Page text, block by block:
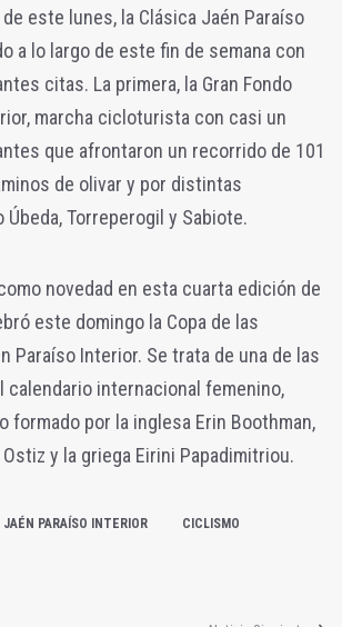
este lunes, la Clásica Jaén Paraíso
a lo largo de este fin de semana con
citas. La primera, la Gran Fondo
marcha cicloturista con casi un
que afrontaron un recorrido de 101
de olivar y por distintas
Úbeda, Torreperogil y Sabiote.
novedad en esta cuarta edición de
este domingo la Copa de las
Paraíso Interior. Se trata de una de las
calendario internacional femenino,
formado por la inglesa Erin Boothman,
Ostiz y la griega Eirini Papadimitriou.
PARAÍSO INTERIOR CICLISMO